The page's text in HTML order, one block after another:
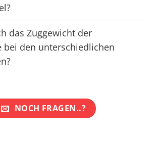
das Zuggewicht der
bei den unterschiedlichen
NOCH FRAGEN..?